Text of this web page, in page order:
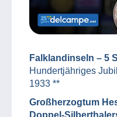
Falklandinseln – 5
Hundertjähriges
1933 **
Großherzogtum
Doppel-